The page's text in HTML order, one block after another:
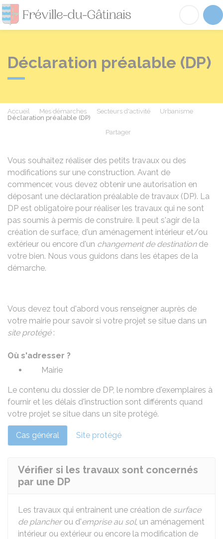
Fréville-du-
Déclaration préalable (DP)
Accueil Mes démarches Secteurs d'activité
Urbanisme
Déclaration préalable (DP)
Partager
Vous souhaitez réaliser des petits travaux ou des
modifications sur une construction. Avant de
commencer, vous devez obtenir une autorisation en
déposant une déclaration préalable de travaux (DP). La
DP est obligatoire pour réaliser les travaux qui ne sont
pas soumis à permis de construire. Il peut s'agir de la
création de surface, d'un aménagement intérieur et/ou
extérieur ou encore d'un changement de destinationde
votre bien. Nous vous guidons dans les étapes de la
démarche.
Vous devez tout d'abord vous renseigner auprès de
votre mairie pour savoir si votre projet se situe dans un
site protégé:
Où s'adresser ?
Mairie
Le contenu du dossier de DP, le nombre d'exemplaires à
fournir et les délais d'instruction sont différents quand
votre projet se situe dans un site protégé.
Cas général Site protégé
Vérifier si les travaux sont concernés
par une DP
Les travaux qui entrainent une création de surface
de plancherou d'emprise au sol, un aménagement
intérieur ou extérieur ou encore la modification de